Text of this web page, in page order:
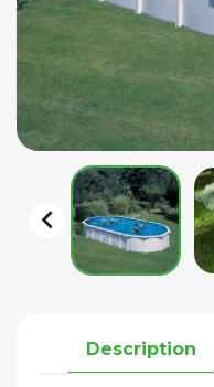

Description